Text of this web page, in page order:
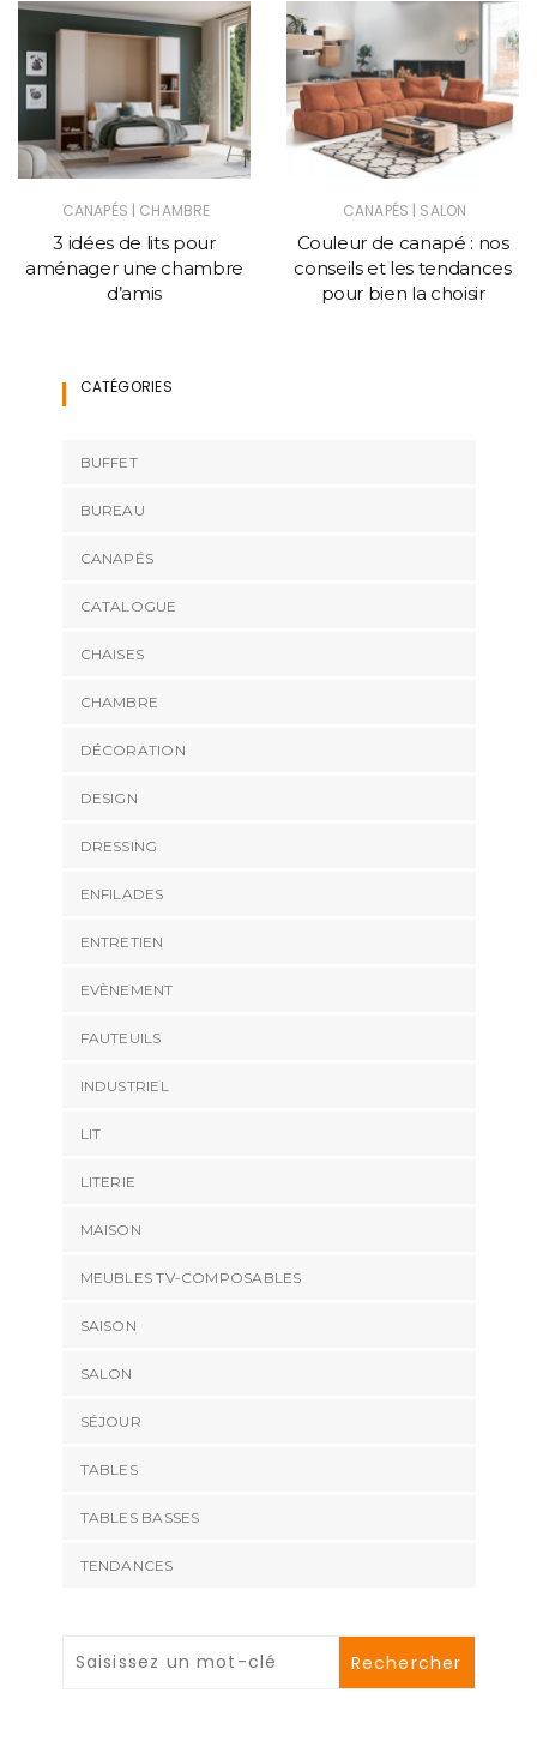
CANAPÉS | CHAMBRE
3 idées de lits pour
aménager une chambre
d’amis
CANAPÉS | SALON
Couleur de canapé : nos
conseils et les tendances
pour bien la choisir
CATÉGORIES
BUFFET
BUREAU
CANAPÉS
CATALOGUE
CHAISES
CHAMBRE
DÉCORATION
DESIGN
DRESSING
ENFILADES
ENTRETIEN
EVÈNEMENT
FAUTEUILS
INDUSTRIEL
LIT
LITERIE
MAISON
MEUBLES TV-COMPOSABLES
SAISON
SALON
SÉJOUR
TABLES
TABLES BASSES
TENDANCES